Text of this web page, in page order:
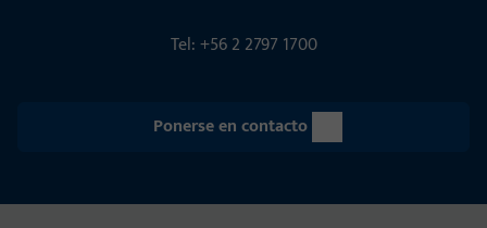
Tel: +56 2 2797 1700
Ponerse en contacto